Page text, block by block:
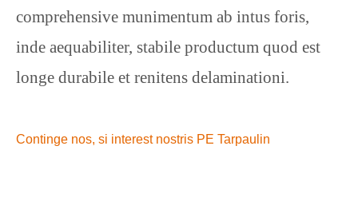
comprehensive munimentum ab intus foris,
inde aequabiliter, stabile productum quod est
longe durabile et renitens delaminationi.
Continge nos, si interest nostris PE Tarpaulin